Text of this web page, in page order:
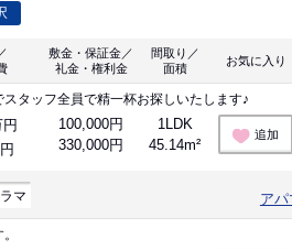
敷金・保証金／
礼金・権利金
間取り／
面積
お気に入り
タッフ全員で精一杯お探しいたします♪
100,000円
330,000円
1LDK
45.14m²
追加
マ ア